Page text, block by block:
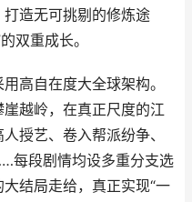
造无可挑剔的修炼途
双重成长。
高自在度大全球架构。
越岭，在真正尺度的江
授艺、卷入帮派纷争、
每段剧情均设多重分支选
结局走给，真正实现“一